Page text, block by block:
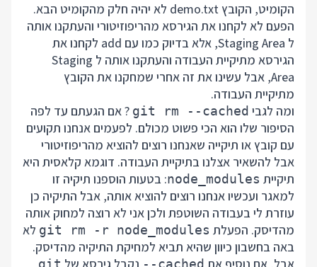
הקומיט, הקובץ demo.txt לא יהיה חלק מהקומיט הבא.
הפעם לא לקחנו את הגירסא מהריפוזיטורי והעתקנו אותה
ל Staging Area, אלא בדיוק כמו עם add לקחנו את
הגירסא מתיקיית העבודה והעתקנו אותה ל Staging
Area, אבל עשינו את זה אחרי שמחקנו את הקובץ
מתיקיית העבודה.
ומה לגבי git rm --cached ? אם הגעתם עד לפה
הסיפור שלו הוא הכי פשוט מכולם. לפעמים אנחנו תקועים
עם קובץ או תיקייה שאנחנו רוצים להוציא מהריפוזיטורי
אבל להשאיר אצלנו בתיקיית העבודה. דוגמא קלאסית היא
תיקיית node_modules: בטעות הוספנו תיקיה זו
למאגר ועכשיו אנחנו רוצים להוציא אותה, אבל התיקיה כן
עוזרת לי בעבודה השוטפת ולכן אני לא רוצה למחוק אותה
מהדיסק. הפעלת git rm -r node_modules לא
באה בחשבון כיוון שהיא תביא למחיקת התיקיה מהדיסק.
--cached
git